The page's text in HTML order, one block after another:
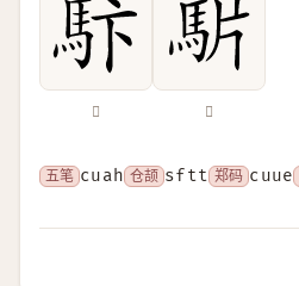
𩡼 𩢝
五笔 cuah 仓颉 sftt 郑码 cuue